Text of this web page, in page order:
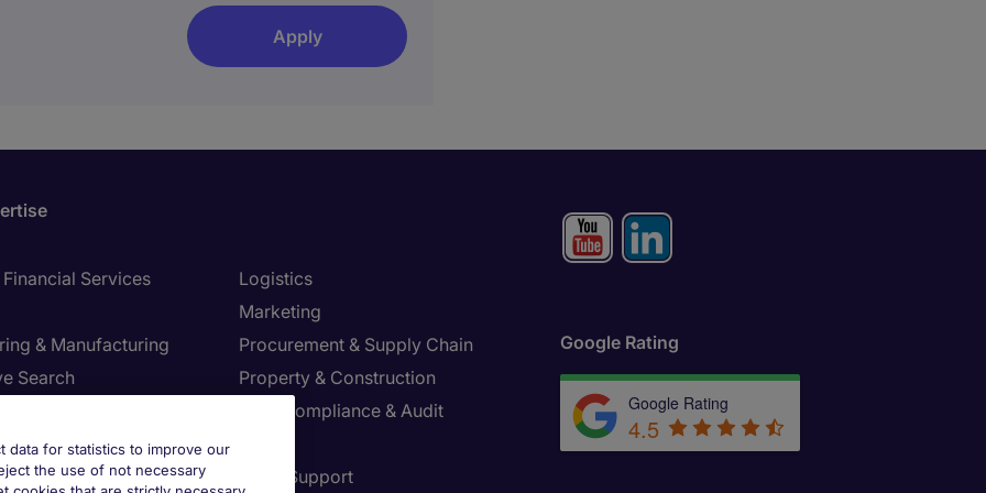
Apply
Services
& Manufacturing
Search
& Life Sciences
Logistics
Marketing
Procurement & Supply Chain
Property & Construction
Risk, Compliance & Audit
Sales Support
Google Rating
Google Rating
4.5
data for statistics to improve our
the use of not necessary